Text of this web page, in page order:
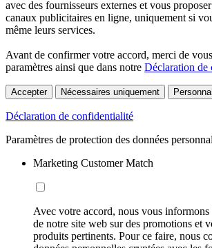
avec des fournisseurs externes et vous
canaux publicitaires en ligne, uniquement si
même leurs services.
Avant de confirmer votre accord, merci de
paramètres ainsi que dans notre Déclaration de
Accepter Nécessaires uniquement
Déclaration de confidentialité
Paramètres de protection des données
Marketing Customer Match
Avec votre accord, nous vous informons
de notre site web sur des promotions et
produits pertinents. Pour ce faire, nous